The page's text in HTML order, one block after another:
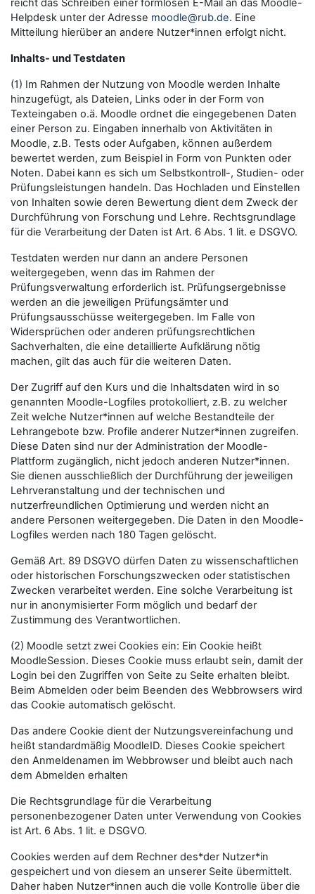
reicht das Schreiben einer formlosen E-Mail an das Moodle-
Helpdesk unter der Adresse moodle@rub.de. Eine
Mitteilung hierüber an andere Nutzer*innen erfolgt nicht.
Inhalts- und Testdaten
(1) Im Rahmen der Nutzung von Moodle werden Inhalte
hinzugefügt, als Dateien, Links oder in der Form von
Texteingaben o.ä. Moodle ordnet die eingegebenen Daten
einer Person zu. Eingaben innerhalb von Aktivitäten in
Moodle, z.B. Tests oder Aufgaben, können außerdem
bewertet werden, zum Beispiel in Form von Punkten oder
Noten. Dabei kann es sich um Selbstkontroll-, Studien- oder
Prüfungsleistungen handeln. Das Hochladen und Einstellen
von Inhalten sowie deren Bewertung dient dem Zweck der
Durchführung von Forschung und Lehre. Rechtsgrundlage
für die Verarbeitung der Daten ist Art. 6 Abs. 1 lit. e DSGVO.
Testdaten werden nur dann an andere Personen
weitergegeben, wenn das im Rahmen der
Prüfungsverwaltung erforderlich ist. Prüfungsergebnisse
werden an die jeweiligen Prüfungsämter und
Prüfungsausschüsse weitergegeben. Im Falle von
Widersprüchen oder anderen prüfungsrechtlichen
Sachverhalten, die eine detaillierte Aufklärung nötig
machen, gilt das auch für die weiteren Daten.
Der Zugriff auf den Kurs und die Inhaltsdaten wird in so
genannten Moodle-Logfiles protokolliert, z.B. zu welcher
Zeit welche Nutzer*innen auf welche Bestandteile der
Lehrangebote bzw. Profile anderer Nutzer*innen zugreifen.
Diese Daten sind nur der Administration der Moodle-
Plattform zugänglich, nicht jedoch anderen Nutzer*innen.
Sie dienen ausschließlich der Durchführung der jeweiligen
Lehrveranstaltung und der technischen und
nutzerfreundlichen Optimierung und werden nicht an
andere Personen weitergegeben. Die Daten in den Moodle-
Logfiles werden nach 180 Tagen gelöscht.
Gemäß Art. 89 DSGVO dürfen Daten zu wissenschaftlichen
oder historischen Forschungszwecken oder statistischen
Zwecken verarbeitet werden. Eine solche Verarbeitung ist
nur in anonymisierter Form möglich und bedarf der
Zustimmung des Verantwortlichen.
(2) Moodle setzt zwei Cookies ein: Ein Cookie heißt
MoodleSession. Dieses Cookie muss erlaubt sein, damit der
Login bei den Zugriffen von Seite zu Seite erhalten bleibt.
Beim Abmelden oder beim Beenden des Webbrowsers wird
das Cookie automatisch gelöscht.
Das andere Cookie dient der Nutzungsvereinfachung und
heißt standardmäßig MoodleID. Dieses Cookie speichert
den Anmeldenamen im Webbrowser und bleibt auch nach
dem Abmelden erhalten
Die Rechtsgrundlage für die Verarbeitung
personenbezogener Daten unter Verwendung von Cookies
ist Art. 6 Abs. 1 lit. e DSGVO.
Cookies werden auf dem Rechner des*der Nutzer*in
gespeichert und von diesem an unserer Seite übermittelt.
Daher haben Nutzer*innen auch die volle Kontrolle über die